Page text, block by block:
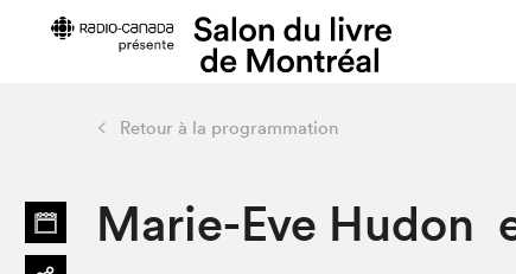
Horaires et tarifs
Retour à la programmation
Marie-Eve Hudon